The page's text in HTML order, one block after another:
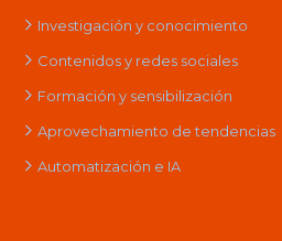
Investigación y conocimiento
Contenidos y redes sociales
Formación y sensibilización
Aprovechamiento de tendencias
Automatización e IA